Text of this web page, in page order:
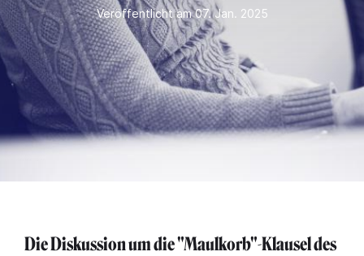
Veröffentlicht am 07. Jan. 2025
Die Diskussion um die "Maulkorb"-Klausel des